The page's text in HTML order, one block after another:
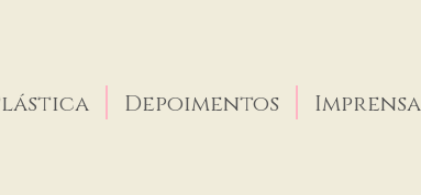
Depoimentos Imprensa